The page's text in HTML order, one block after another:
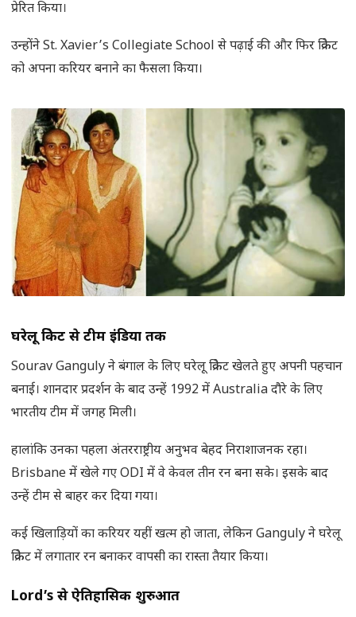
प्रेरित किया।
उन्होंने St. Xavier’s Collegiate School से पढ़ाई की और फिर क्रिकेट
को अपना करियर बनाने का फैसला किया।
घरेलू क्रिकेट से टीम इंडिया तक
Sourav Ganguly ने बंगाल के लिए घरेलू क्रिकेट खेलते हुए अपनी पहचान
बनाई। शानदार प्रदर्शन के बाद उन्हें 1992 में Australia दौरे के लिए
भारतीय टीम में जगह मिली।
हालांकि उनका पहला अंतरराष्ट्रीय अनुभव बेहद निराशाजनक रहा।
Brisbane में खेले गए ODI में वे केवल तीन रन बना सके। इसके बाद
उन्हें टीम से बाहर कर दिया गया।
कई खिलाड़ियों का करियर यहीं खत्म हो जाता, लेकिन Ganguly ने घरेलू
क्रिकेट में लगातार रन बनाकर वापसी का रास्ता तैयार किया।
Lord’s से ऐतिहासिक शुरुआत